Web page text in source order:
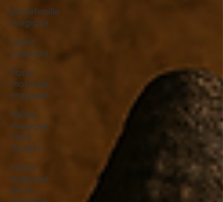
portefeuille
magique
valise
magique
Porte
monnaie
magique
Valise
magique
sans
danger
valise
magique
de la